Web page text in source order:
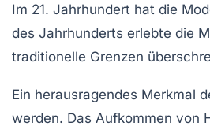
Im 21. Jahrhundert hat die
des Jahrhunderts erlebte die
traditionelle Grenzen
Ein herausragendes Merkmal
werden. Das Aufkommen von